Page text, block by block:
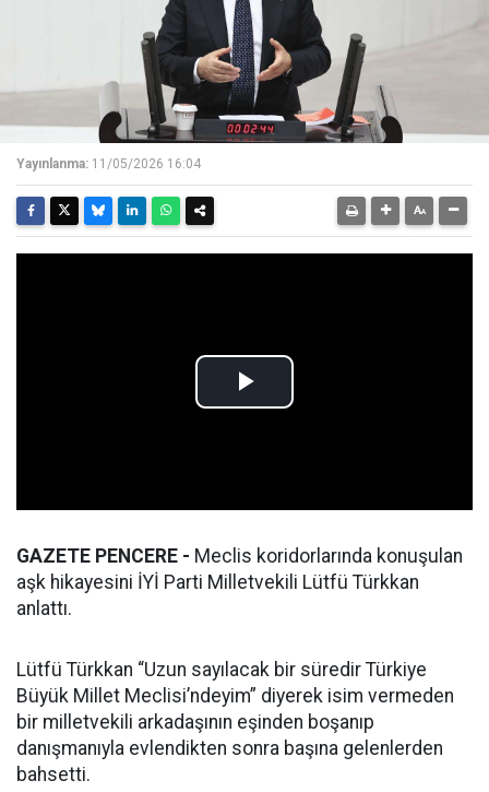
Yayınlanma: 11/05/2026 16:04
GAZETE PENCERE - Meclis koridorlarında konuşulan
aşk hikayesini İYİ Parti Milletvekili Lütfü Türkkan
anlattı.
Lütfü Türkkan “Uzun sayılacak bir süredir Türkiye
Büyük Millet Meclisi’ndeyim” diyerek isim vermeden
bir milletvekili arkadaşının eşinden boşanıp
danışmanıyla evlendikten sonra başına gelenlerden
bahsetti.